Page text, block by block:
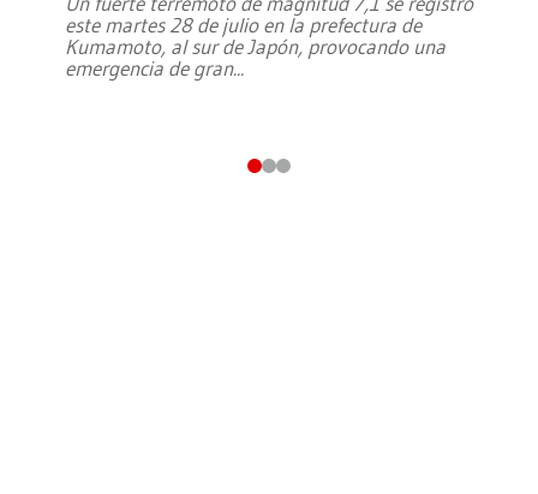
este martes 28 de julio en la prefectura de
Kumamoto, al sur de Japón, provocando una
emergencia de gran...